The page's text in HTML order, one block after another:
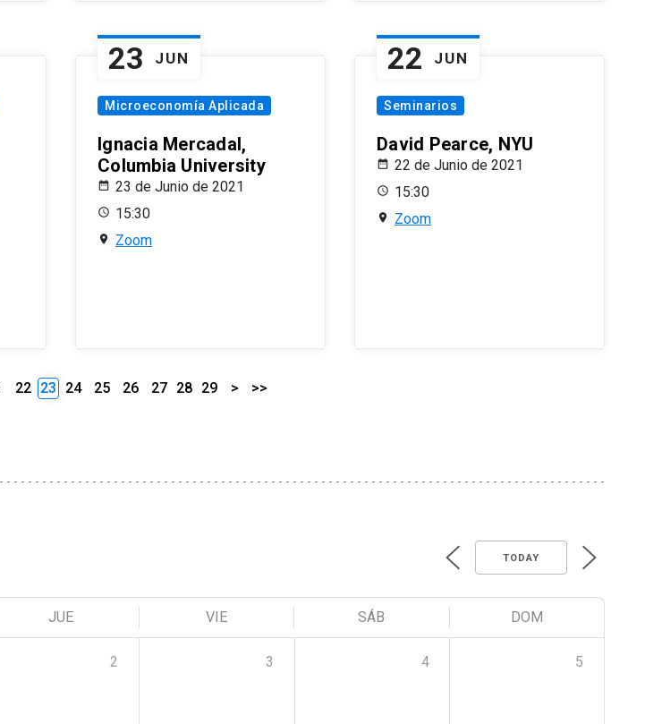
23 JUN
Microeconomía Aplicada
Ignacia Mercadal,
Columbia University
23 de Junio de 2021
15:30
Zoom
22 JUN
Seminarios
David Pearce, NYU
22 de Junio de 2021
15:30
Zoom
22 23 24 25 26 27 28 29 > >>
TODAY
JUE VIE SÁB DOM
2 3 4 5